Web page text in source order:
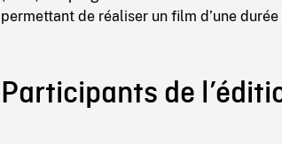
permettant de réaliser un film d’une
Participants de